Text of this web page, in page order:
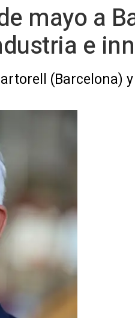
mayo a
e
(Barcelona) y